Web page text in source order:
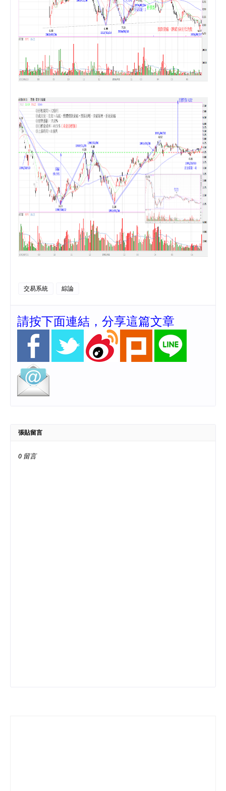
交易系統 綜論
請按下面連結，分享這篇文章
張貼留言
0 留言